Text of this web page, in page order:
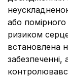
або
ризиком
встановлена
забезпеченні,